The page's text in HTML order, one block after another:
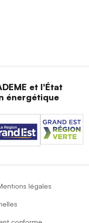
et l'État
énergétique
légales